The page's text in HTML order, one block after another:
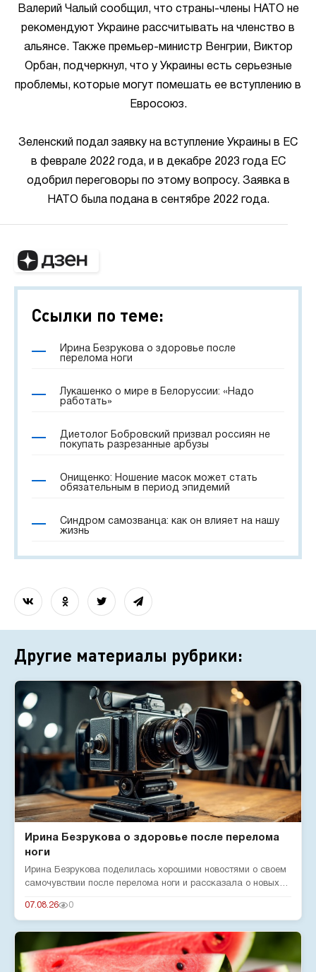
Валерий Чалый сообщил, что страны-члены НАТО не
рекомендуют Украине рассчитывать на членство в
альянсе. Также премьер-министр Венгрии, Виктор
Орбан, подчеркнул, что у Украины есть серьезные
проблемы, которые могут помешать ее вступлению в
Евросоюз.
Зеленский подал заявку на вступление Украины в ЕС
в феврале 2022 года, и в декабре 2023 года ЕС
одобрил переговоры по этому вопросу. Заявка в
НАТО была подана в сентябре 2022 года.
Ссылки по теме:
Ирина Безрукова о здоровье после
перелома ноги
Лукашенко о мире в Белоруссии: «Надо
работать»
Диетолог Бобровский призвал россиян не
покупать разрезанные арбузы
Онищенко: Ношение масок может стать
обязательным в период эпидемий
Синдром самозванца: как он влияет на нашу
жизнь
Другие материалы рубрики:
Ирина Безрукова о здоровье после перелома
ноги
Ирина Безрукова поделилась хорошими новостями о своем
самочувствии после перелома ноги и рассказала о новых
07.08.26 0